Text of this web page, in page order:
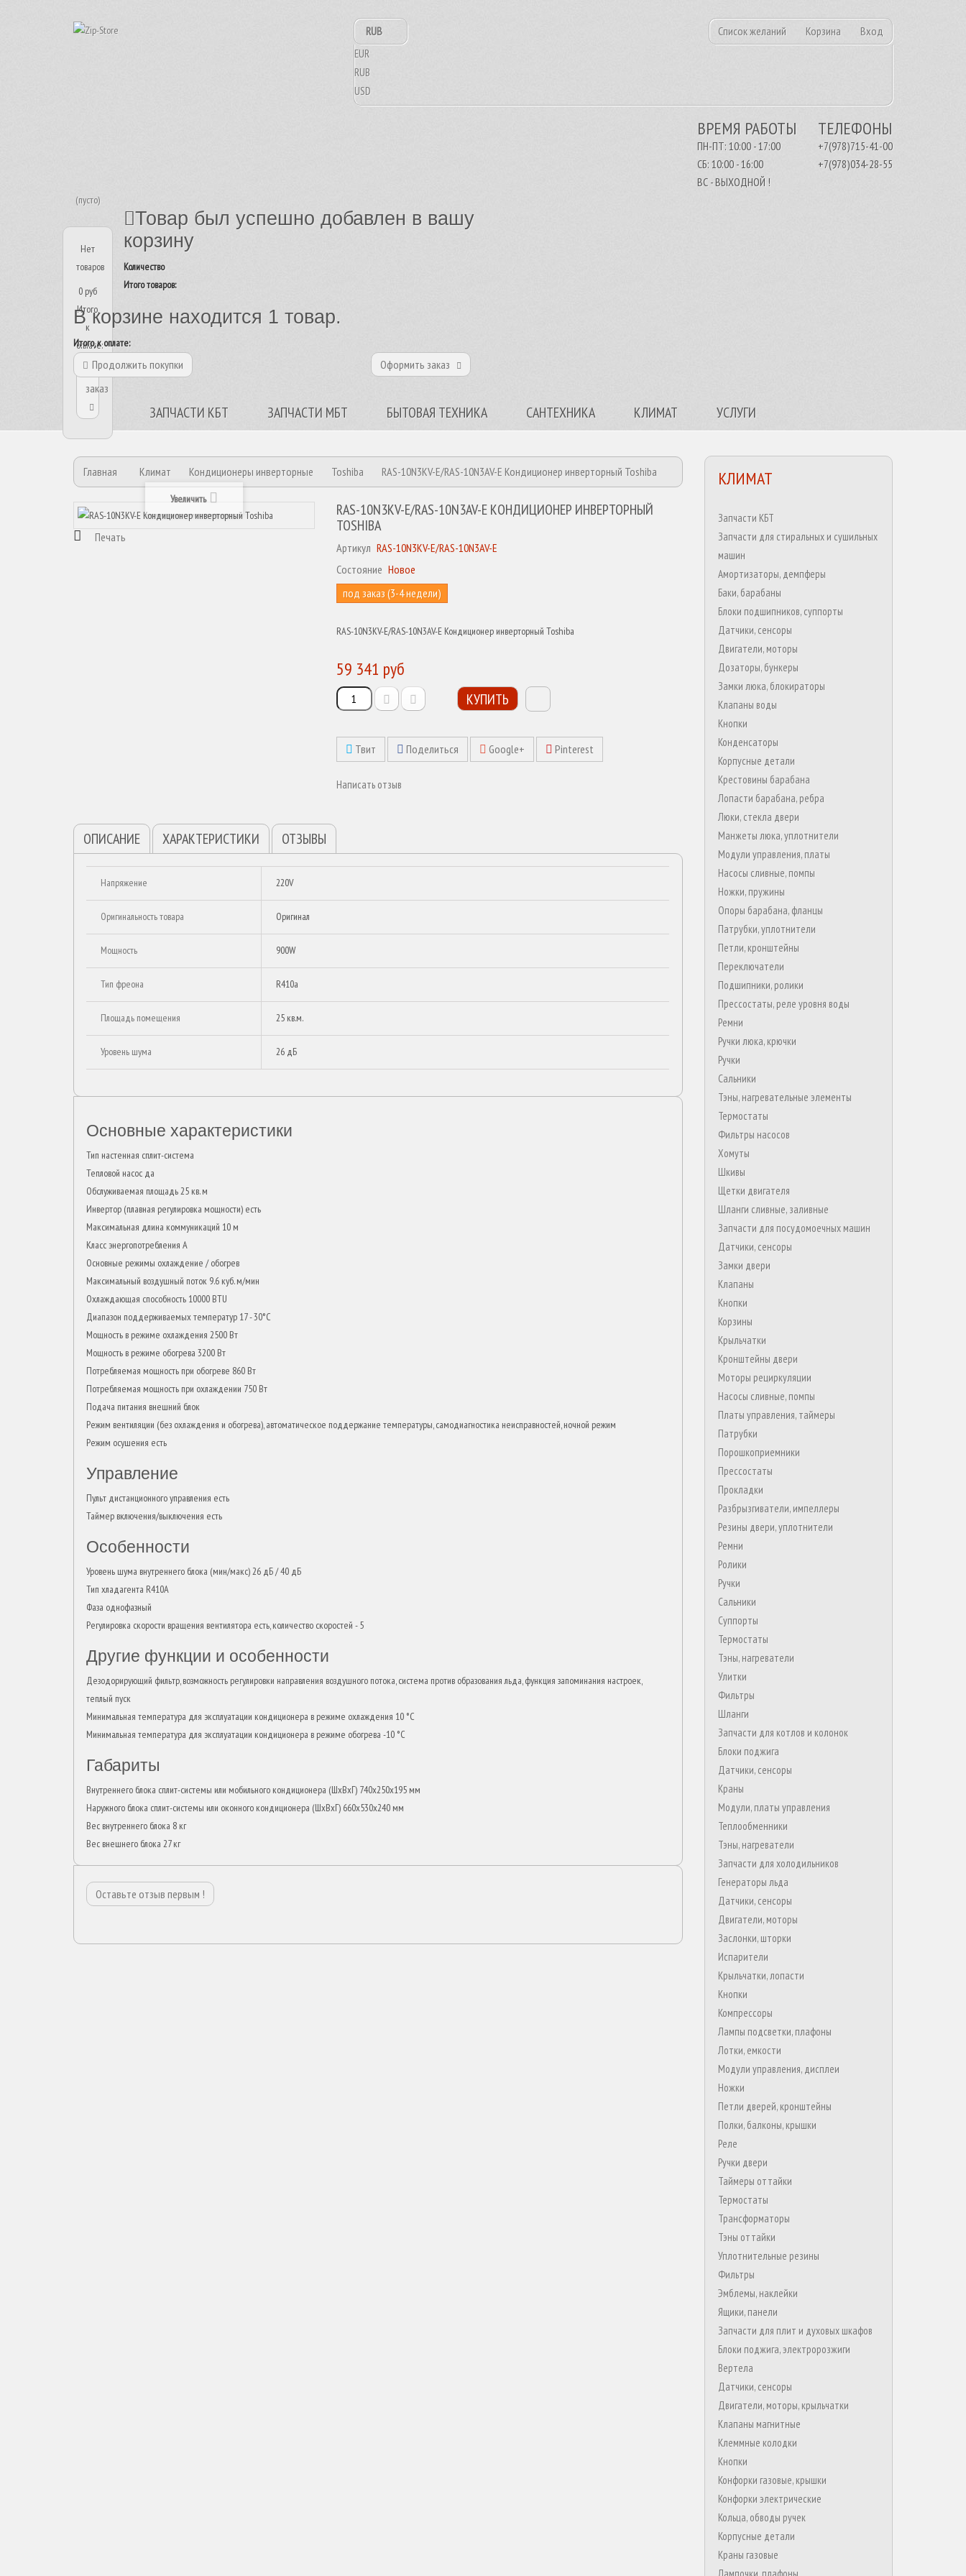
Список желаний Корзина Вход
RUB
EUR
RUB
USD
ТЕЛЕФОНЫ
+7(978)715-41-00
+7(978)034-28-55
ВРЕМЯ РАБОТЫ
ПН-ПТ: 10:00 - 17:00
СБ: 10:00 - 16:00
ВС - ВЫХОДНОЙ !
(пусто)
Нет
товаров
0 руб
Итого,
к
оплате:
Оформить
заказ
Товар был успешно добавлен в вашу
корзину
Количество
Итого товаров:
В корзине находится 1 товар.
Итого, к оплате:
Продолжить покупки Оформить заказ
ЗАПЧАСТИ КБТ ЗАПЧАСТИ МБТ БЫТОВАЯ ТЕХНИКА САНТЕХНИКА КЛИМАТ УСЛУГИ
Главная Климат Кондиционеры инверторные Toshiba RAS-10N3KV-E/RAS-10N3AV-E Кондиционер инверторный Toshiba
Увеличить
Печать
RAS-10N3KV-E/RAS-10N3AV-E КОНДИЦИОНЕР ИНВЕРТОРНЫЙ
TOSHIBA
Артикул RAS-10N3KV-E/RAS-10N3AV-E
Состояние Новое
под заказ (3-4 недели)
RAS-10N3KV-E/RAS-10N3AV-E Кондиционер инверторный Toshiba
59 341 руб
КУПИТЬ
Твит Поделиться Google+ Pinterest
Написать отзыв
ОПИСАНИЕ ХАРАКТЕРИСТИКИ ОТЗЫВЫ
Напряжение 220V
Оригинальность товара Оригинал
Мощность 900W
Тип фреона R410a
Площадь помещения 25 кв.м.
Уровень шума 26 дБ
Основные характеристики
Тип настенная сплит-система
Тепловой насос да
Обслуживаемая площадь 25 кв. м
Инвертор (плавная регулировка мощности) есть
Максимальная длина коммуникаций 10 м
Класс энергопотребления A
Основные режимы охлаждение / обогрев
Максимальный воздушный поток 9.6 куб. м/мин
Охлаждающая способность 10000 BTU
Диапазон поддерживаемых температур 17 - 30°С
Мощность в режиме охлаждения 2500 Вт
Мощность в режиме обогрева 3200 Вт
Потребляемая мощность при обогреве 860 Вт
Потребляемая мощность при охлаждении 750 Вт
Подача питания внешний блок
Режим вентиляции (без охлаждения и обогрева), автоматическое поддержание температуры, самодиагностика неисправностей, ночной режим
Режим осушения есть
Управление
Пульт дистанционного управления есть
Таймер включения/выключения есть
Особенности
Уровень шума внутреннего блока (мин/макс) 26 дБ / 40 дБ
Тип хладагента R410A
Фаза однофазный
Регулировка скорости вращения вентилятора есть, количество скоростей - 5
Другие функции и особенности
Дезодорирующий фильтр, возможность регулировки направления воздушного потока, система против образования льда, функция запоминания настроек,
теплый пуск
Минимальная температура для эксплуатации кондиционера в режиме охлаждения 10 °С
Минимальная температура для эксплуатации кондиционера в режиме обогрева -10 °С
Габариты
Внутреннего блока сплит-системы или мобильного кондиционера (ШxВxГ) 740x250x195 мм
Наружного блока сплит-системы или оконного кондиционера (ШxВxГ) 660x530x240 мм
Вес внутреннего блока 8 кг
Вес внешнего блока 27 кг
Оставьте отзыв первым !
КЛИМАТ
Запчасти КБТ
Запчасти для стиральных и сушильных
машин
Амортизаторы, демпферы
Баки, барабаны
Блоки подшипников, суппорты
Датчики, сенсоры
Двигатели, моторы
Дозаторы, бункеры
Замки люка, блокираторы
Клапаны воды
Кнопки
Конденсаторы
Корпусные детали
Крестовины барабана
Лопасти барабана, ребра
Люки, стекла двери
Манжеты люка, уплотнители
Модули управления, платы
Насосы сливные, помпы
Ножки, пружины
Опоры барабана, фланцы
Патрубки, уплотнители
Петли, кронштейны
Переключатели
Подшипники, ролики
Прессостаты, реле уровня воды
Ремни
Ручки люка, крючки
Ручки
Сальники
Тэны, нагревательные элементы
Термостаты
Фильтры насосов
Хомуты
Шкивы
Щетки двигателя
Шланги сливные, заливные
Запчасти для посудомоечных машин
Датчики, сенсоры
Замки двери
Клапаны
Кнопки
Корзины
Крыльчатки
Кронштейны двери
Моторы рециркуляции
Насосы сливные, помпы
Платы управления, таймеры
Патрубки
Порошкоприемники
Прессостаты
Прокладки
Разбрызгиватели, импеллеры
Резины двери, уплотнители
Ремни
Ролики
Ручки
Сальники
Суппорты
Термостаты
Тэны, нагреватели
Улитки
Фильтры
Шланги
Запчасти для котлов и колонок
Блоки поджига
Датчики, сенсоры
Краны
Модули, платы управления
Теплообменники
Тэны, нагреватели
Запчасти для холодильников
Генераторы льда
Датчики, сенсоры
Двигатели, моторы
Заслонки, шторки
Испарители
Крыльчатки, лопасти
Кнопки
Компрессоры
Лампы подсветки, плафоны
Лотки, емкости
Модули управления, дисплеи
Ножки
Петли дверей, кронштейны
Полки, балконы, крышки
Реле
Ручки двери
Таймеры оттайки
Термостаты
Трансформаторы
Тэны оттайки
Уплотнительные резины
Фильтры
Эмблемы, наклейки
Ящики, панели
Запчасти для плит и духовых шкафов
Блоки поджига, электророзжиги
Вертела
Датчики, сенсоры
Двигатели, моторы, крыльчатки
Клапаны магнитные
Клеммные колодки
Кнопки
Конфорки газовые, крышки
Конфорки электрические
Кольца, обводы ручек
Корпусные детали
Краны газовые